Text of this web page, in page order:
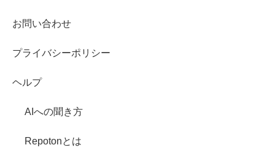
お問い合わせ
プライバシーポリシー
ヘルプ
AIへの聞き方
Repotonとは